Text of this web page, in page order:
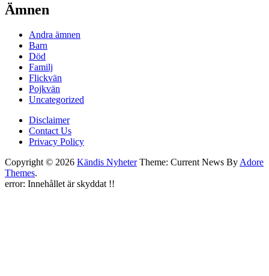
Ämnen
Andra ämnen
Barn
Död
Familj
Flickvän
Pojkvän
Uncategorized
Disclaimer
Contact Us
Privacy Policy
Copyright © 2026 Kändis NyheterTheme: Current News ByAdore
Themes.
error: Innehållet är skyddat !!